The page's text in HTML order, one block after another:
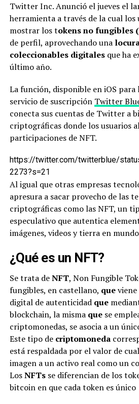
Twitter Inc. Anunció el jueves el
herramienta a través de la cual los
mostrar los tokens no fungibles
de perfil, aprovechando una
coleccionables digitalesque ha
último año.
La función, disponible en iOS para
servicio de suscripción Twitter
conecta sus cuentas de Twitter a
criptográficas donde los usuarios
participaciones de NFT.
https://twitter.com/twitterblue/
2273?s=21
Al igual que otras empresas
apresura a sacar provecho de las
criptográficas como las NFT, un
especulativo que autentica
imágenes, videos y tierra en
¿Qué es un NFT?
Se trata deNFT, Non Fungible
fungibles, en castellano, queviene
digital de autenticidad que
blockchain, la misma quese
criptomonedas, se asocia a un
Este tipo de criptomoneda
está respaldada por el valor de
imagen a un activo real como un
LosNFTsse diferencian de los
bitcoin en que cada token es único